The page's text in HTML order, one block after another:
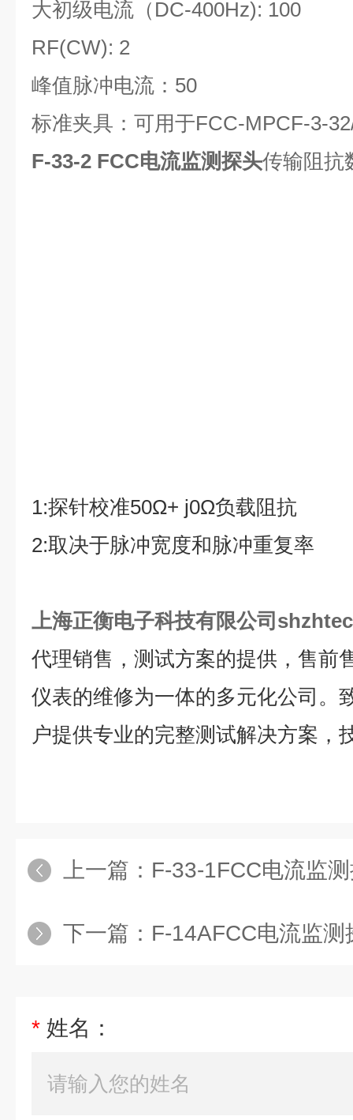
大初级电流（DC-400Hz): 100
RF(CW): 2
峰值脉冲电流：50
标准夹具：可用于FCC-MPCF-3-
F-33-2 FCC电流监测探头传输阻抗
1:探针校准50Ω+ j0Ω负载阻抗
2:取决于脉冲宽度和脉冲重复率
上海正衡电子科技有限公司
代理销售，测试方案的提供，售前
仪表的维修为一体的多元化公司。
户提供专业的完整测试解决方案，
上一篇： F-33-1FCC电流监
下一篇： F-14AFCC电流监测
* 姓名：